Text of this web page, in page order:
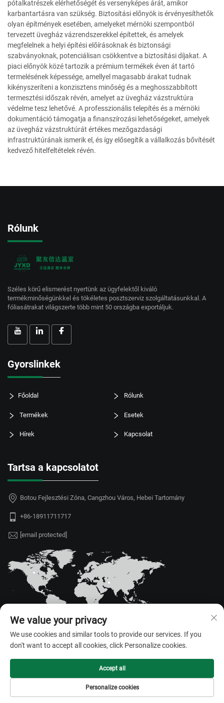
pótalkatrészek elérhetőségét és versenyképes árát, amikor
karbantartásra van szükség. Biztosítási előnyök is érvényesíthetők
olyan építmények esetében, amelyeket mérnöki szempontból
tervezett üvegház vázrendszerekkel építettek, és amelyek
megfelelnek a helyi építési előírásoknak és biztonsági
szabványoknak, potenciálisan csökkentve a biztosítási díjakat. A
piaci előnyök közé tartozik a prémium termékek éven át tartó
termelésének képessége, amellyel magasabb árakat tudnak
kikényszeríteni a konzisztens minőség és a meghosszabbított
termesztési időszak révén, amelyet az üvegház vázstruktúra
védelme tesz lehetővé. A professzionális telepítés és a mérnöki
dokumentáció támogatja a finanszírozási lehetőségeket, amelyek
az üvegház vázstruktúrát értékes mezőgazdasági
infrastruktúrának ismerik el, és így elősegítik a vállalkozás bővítését
kedvező hitelfeltételek révén.
Rólunk
Széles körű elismerést nyertünk az ügyfelektől kiváló
termékminőségünkkel és tökéletes posztszerviz szolgáltatásunkkal. A
fóliasátrakat világszerte több mint 50 országba exportáljuk.
Gyorslinkek
Főoldal Rólunk
Termékek Esetek
Hírek Kapcsolat
Tartsa a kapcsolatot
Botou Fejlesztési Zóna, Cangzhou Város, Hebei Tartomány
+86-18911711717
[email protected]
Minden jog fenntartva. —Adatvédelmi irányelvek
We value your privacy
We use cookies and similar tools to provide our services. If you
don't want to accept all cookies, click Personalize cookies.
Personalize cookies
Accept all